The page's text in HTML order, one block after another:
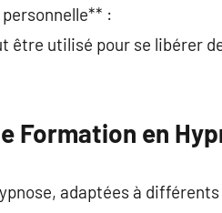
:
être utilisé pour se libérer
Formation en
adaptées à